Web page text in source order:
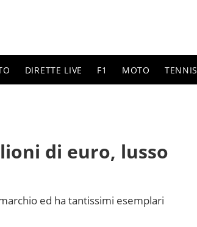
DIRETTE LIVE F1 MOTO TENNIS
di euro, lusso
ed ha tantissimi esemplari